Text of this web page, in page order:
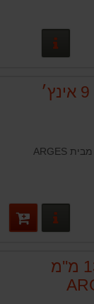
פרטים
משחזת זווית חזקה במיוחד מבית ARGES
פרטים
מקדחה רוטטת 13 מ''מ